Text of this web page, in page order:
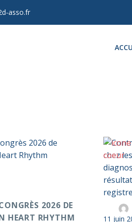
asso.fr
2026 DE
HEART RHYTHM
11 juin